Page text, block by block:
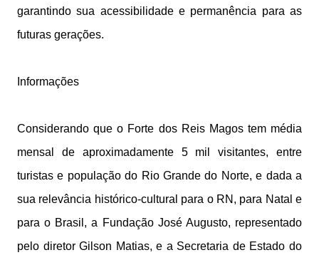
garantindo sua acessibilidade e permanência para as
futuras gerações.
Informações
Considerando que o Forte dos Reis Magos tem média
mensal de aproximadamente 5 mil visitantes, entre
turistas e população do Rio Grande do Norte, e dada a
sua relevância histórico-cultural para o RN, para Natal e
para o Brasil, a Fundação José Augusto, representado
pelo diretor Gilson Matias, e a Secretaria de Estado do